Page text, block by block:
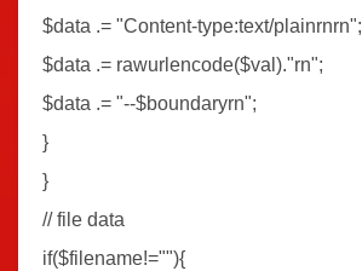
$data .= "Content-type:text/plainrnrn";
$data .= rawurlencode($val)."rn";
$data .= "--$boundaryrn";
}
}
// file data
if($filename!=""){